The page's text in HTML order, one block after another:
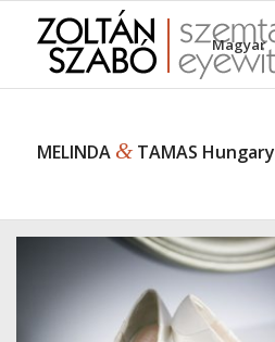
Magyar
MELINDA &TAMAS Hungary